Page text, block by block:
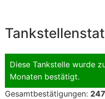
Diese Tankstelle wurde
Monaten bestätigt.
Gesamtbestätigungen: 247